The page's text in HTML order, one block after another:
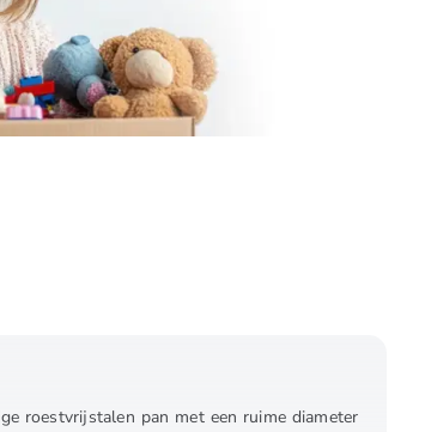
roestvrijstalen pan met een ruime diameter